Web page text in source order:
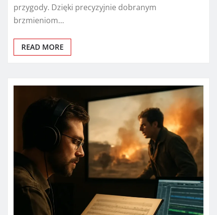
przygody. Dzięki precyzyjnie dobranym
brzmieniom…
READ MORE